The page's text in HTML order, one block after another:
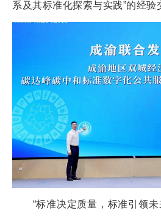
系及其标准化探索与实践”的经验
“标准决定质量，标准引领未